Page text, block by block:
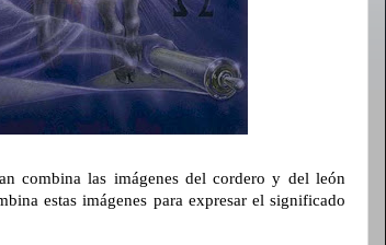
combina las imágenes del cordero y del león
estas imágenes para expresar el significado